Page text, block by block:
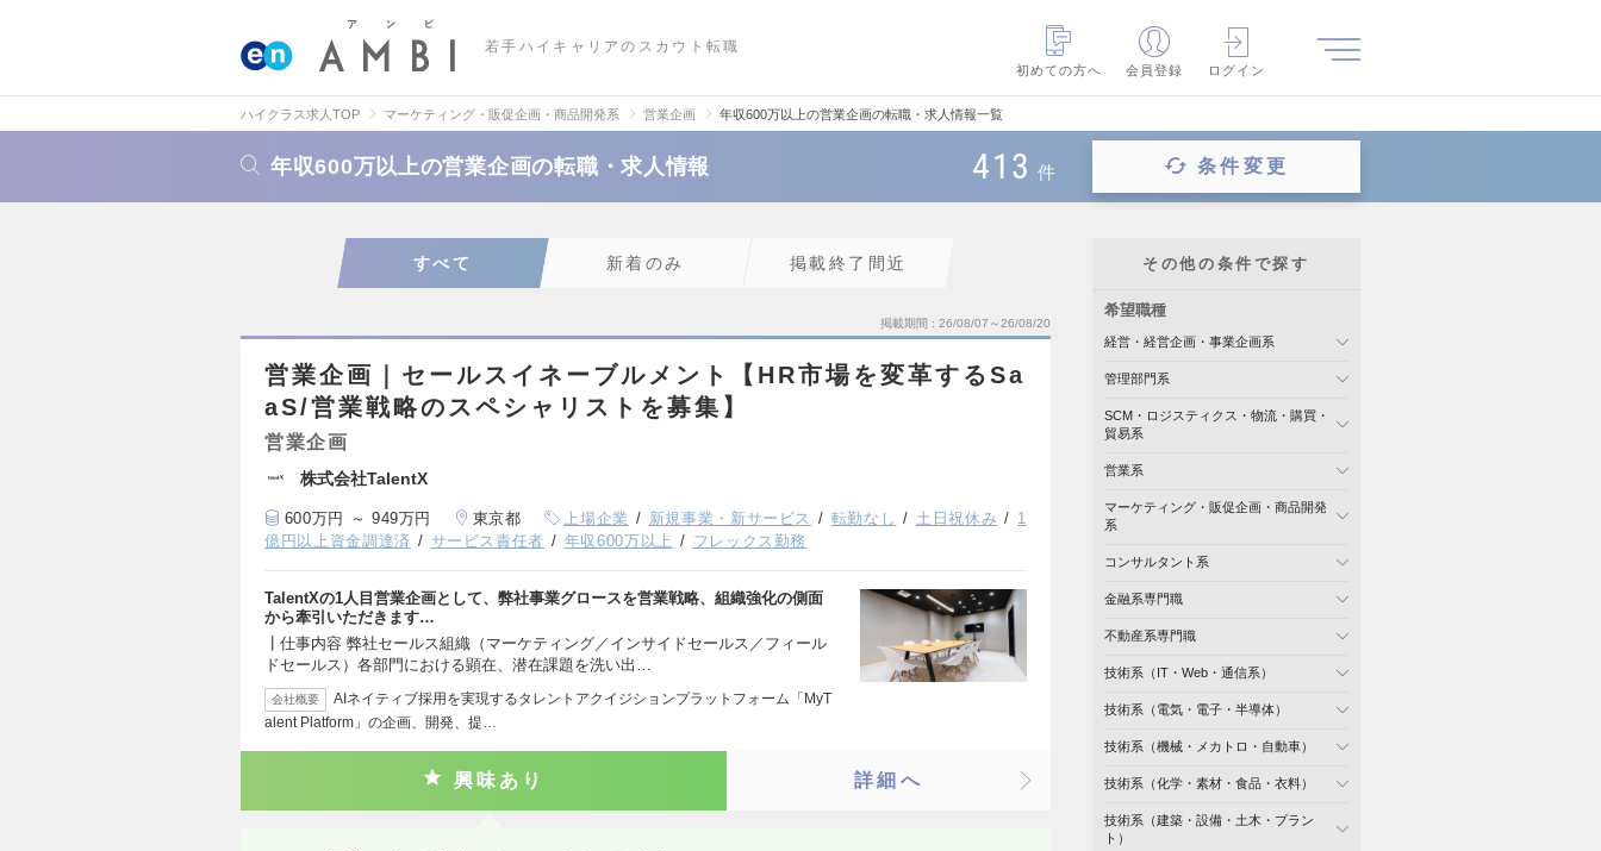
若手ハイキャリアのスカウト転職
初めての方へ
会員登録 ログイン
ハイクラス求人TOP マーケティング・販促企画・商品開発系 営業企画 年収600万以上の営業企画の転職・求人情報一覧
年収600万以上の営業企画の転職・求人情報 413 件 条件変更
すべて 新着のみ 掲載終了間近
掲載期間 26/08/07～26/08/20
営業企画｜セールスイネーブルメント【HR市場を変革するSa
aS/営業戦略のスペシャリストを募集】
営業企画
株式会社TalentX
600万円 ～ 949万円 東京都 上場企業 新規事業・新サービス 転勤なし 土日祝休み
1
億円以上資金調達済
サービス責任者 年収600万以上 フレックス勤務
TalentXの1人目営業企画として、弊社事業グロースを営業戦略、組織強化の側面
から牽引いただきます…
┃仕事内容 弊社セールス組織（マーケティング／インサイドセールス／フィール
ドセールス）各部門における顕在、潜在課題を洗い出…
会社概要
AIネイティブ採用を実現するタレントアクイジションプラットフォーム「MyT
alent Platform」の企画、開発、提…
興味あり 詳細へ
その他の条件で探す
希望職種
経営・経営企画・事業企画系
管理部門系
SCM・ロジスティクス・物流・購買・
貿易系
営業系
マーケティング・販促企画・商品開発
系
コンサルタント系
金融系専門職
不動産系専門職
技術系（IT・Web・通信系）
技術系（電気・電子・半導体）
技術系（機械・メカトロ・自動車）
技術系（化学・素材・食品・衣料）
技術系（建築・設備・土木・プラン
ト）